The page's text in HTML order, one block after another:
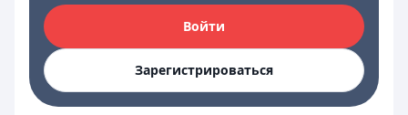
Войти
Зарегистрироваться